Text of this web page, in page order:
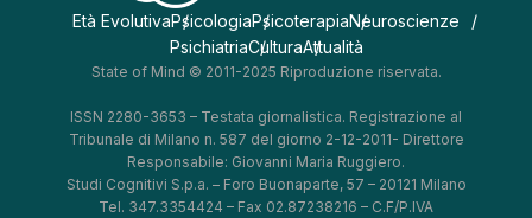
Età EvolutivaPsicologiaPsicoterapiaNeuroscienze
PsichiatriaCulturaAttualità
State of Mind © 2011-2025 Riproduzione riservata.
ISSN 2280-3653 – Testata giornalistica. Registrazione al
Tribunale di Milano n. 587 del giorno 2-12-2011- Direttore
Responsabile: Giovanni Maria Ruggiero.
Studi Cognitivi S.p.a. – Foro Buonaparte, 57 – 20121 Milano
Tel. 347.3354424 – Fax 02.87238216 – C.F/P.IVA